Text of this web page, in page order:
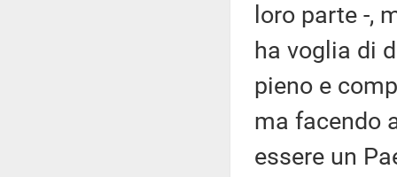
loro parte -,
ha voglia di
pieno e
ma facendo
essere un